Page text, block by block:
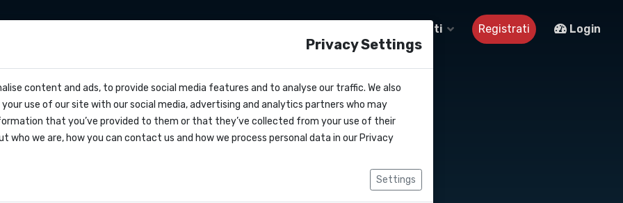
Contatti Registrati Login
di servizio
API gateway .
Privacy Settings
content and ads, to provide social media features and to analyse our traffic. We also
use of our site with our social media, advertising and analytics partners who may
that you’ve provided to them or that they’ve collected from your use of their
who we are, how you can contact us and how we process personal data in our Privacy
Settings